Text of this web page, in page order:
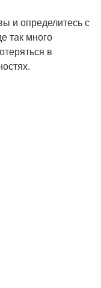
и определитесь с
так много
в